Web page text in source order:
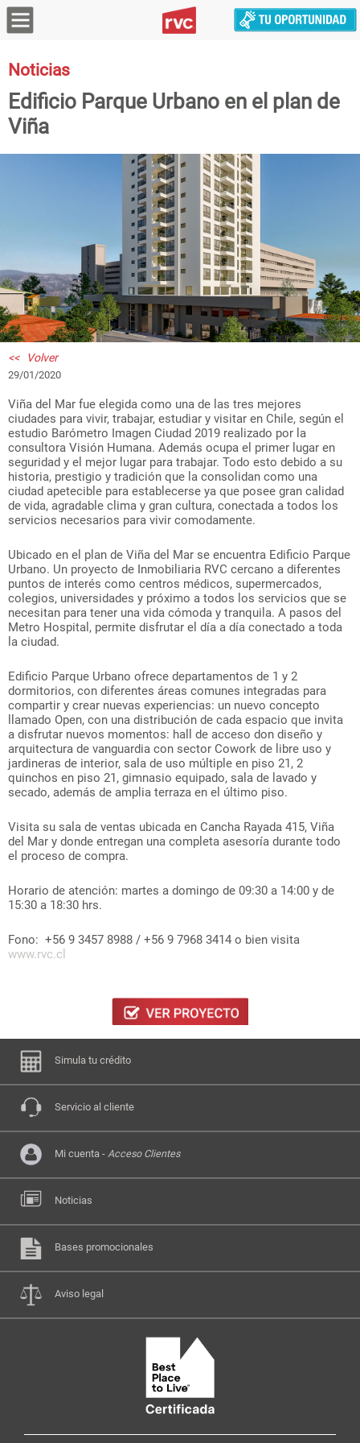
Noticias
Edificio Parque Urbano en el plan de
Viña
<< Volver
29/01/2020
Viña del Mar fue elegida como una de las tres mejores
ciudades para vivir, trabajar, estudiar y visitar en Chile, según el
estudio Barómetro Imagen Ciudad 2019 realizado por la
consultora Visión Humana. Además ocupa el primer lugar en
seguridad y el mejor lugar para trabajar. Todo esto debido a su
historia, prestigio y tradición que la consolidan como una
ciudad apetecible para establecerse ya que posee gran calidad
de vida, agradable clima y gran cultura, conectada a todos los
servicios necesarios para vivir comodamente.
Ubicado en el plan de Viña del Mar se encuentra Edificio Parque
Urbano. Un proyecto de Inmobiliaria RVC cercano a diferentes
puntos de interés como centros médicos, supermercados,
colegios, universidades y próximo a todos los servicios que se
necesitan para tener una vida cómoda y tranquila. A pasos del
Metro Hospital, permite disfrutar el día a día conectado a toda
la ciudad.
Edificio Parque Urbano ofrece departamentos de 1 y 2
dormitorios, con diferentes áreas comunes integradas para
compartir y crear nuevas experiencias: un nuevo concepto
llamado Open, con una distribución de cada espacio que invita
a disfrutar nuevos momentos: hall de acceso don diseño y
arquitectura de vanguardia con sector Cowork de libre uso y
jardineras de interior, sala de uso múltiple en piso 21, 2
quinchos en piso 21, gimnasio equipado, sala de lavado y
secado, además de amplia terraza en el último piso.
Visita su sala de ventas ubicada en Cancha Rayada 415, Viña
del Mar y donde entregan una completa asesoría durante todo
el proceso de compra.
Horario de atención: martes a domingo de 09:30 a 14:00 y de
15:30 a 18:30 hrs.
Fono: +56 9 3457 8988 / +56 9 7968 3414 o bien visita
www.rvc.cl
Simula tu crédito
Servicio al cliente
Mi cuenta - Acceso Clientes
Noticias
Bases promocionales
Aviso legal